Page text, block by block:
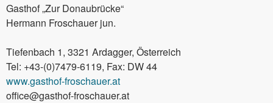
Gasthof „Zur Donaubrücke“
Hermann Froschauer jun.
Tiefenbach 1, 3321 Ardagger, Österreich
Tel: +43-(0)7479-6119, Fax: DW 44
www.gasthof-froschauer.at
office@gasthof-froschauer.at